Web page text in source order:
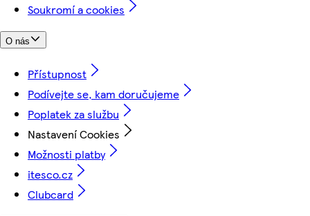
Soukromí a cookies
O nás
Přístupnost
Podívejte se, kam doručujeme
Poplatek za službu
Nastavení Cookies
Možnosti platby
itesco.cz
Clubcard